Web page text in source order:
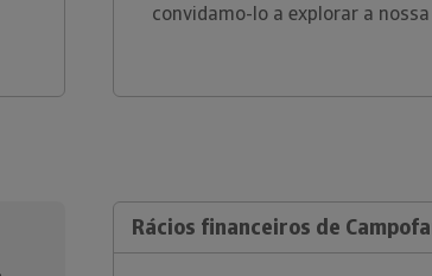
convidamo-lo a explorar a
Rácios financeiros de